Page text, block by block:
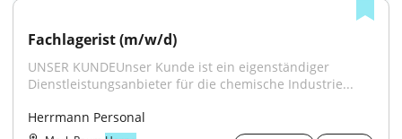
Fachlagerist (m/w/d)
UNSER KUNDEUnser Kunde ist ein eigenständiger
Dienstleistungsanbieter für die chemische Industrie...
Herrmann Personal